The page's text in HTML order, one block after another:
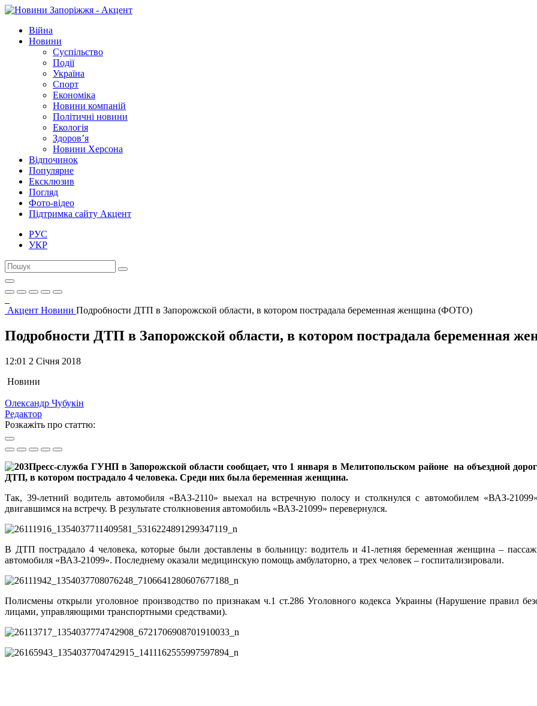
Війна
Новини
Суспільство
Події
Україна
Спорт
Економіка
Новини компаній
Політичні новини
Екологія
Здоров’я
Новини Херсона
Відпочинок
Популярне
Ексклюзив
Погляд
Фото-відео
Підтримка сайту Акцент
РУС
УКР
Акцент Новини Подробности ДТП в Запорожской области, в котором пострадала беременная женщина (ФОТО)
Подробности ДТП в Запорожской области, в котором пострадала беременная
12:01 2 Січня 2018
Новини
Олександр Чубукін
Редактор
Розкажіть про статтю:
Пресс-служба ГУНП в Запорожской области сообщает, что 1 января в Мелитопольском районе на объездной
ДТП, в котором пострадало 4 человека. Среди них была беременная женщина.
Так, 39-летний водитель автомобиля «ВАЗ-2110» выехал на встречную полосу и столкнулся с автомобилем «ВАЗ-
двигавшимся на встречу. В результате столкновения автомобиль «ВАЗ-21099» перевернулся.
В ДТП пострадало 4 человека, которые были доставлены в больницу: водитель и 41-летняя беременная женщина –
автомобиля «ВАЗ-21099». Последнему оказали медицинскую помощь амбулаторно, а трех человек – госпитализировали.
Полисмены открыли уголовное производство по признакам ч.1 ст.286 Уголовного кодекса Украины (Нарушение правил
лицами, управляющими транспортными средствами).